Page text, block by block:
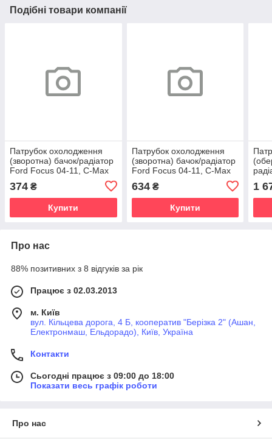
Подібні товари компанії
Патрубок охолодження
(зворотна) бачок/радіатор
Ford Focus 04-11, C-Max
03-10 для 1.4/1.6/1.8/2.0
Duratec/Ti-VCT
374 ₴
Купити
Патрубок охолодження
(зворотна) бачок/радіатор
Ford Focus 04-11, C-Max
03-10 для 1.4/1.6/1.8/2.0
Duratec/Ti-VCT
634₴
Купити
для
1
Про нас
88% позитивних з 8 відгуків за рік
Працює з 02.03.2013
м. Київ
вул. Кільцева дорога, 4 Б, кооператив "Берізка 2" (Ашан,
Електронмаш, Ельдорадо), Київ, Україна
Контакти
Сьогодні працює з 09:00 до 18:00
Показати весь графік роботи
Про нас